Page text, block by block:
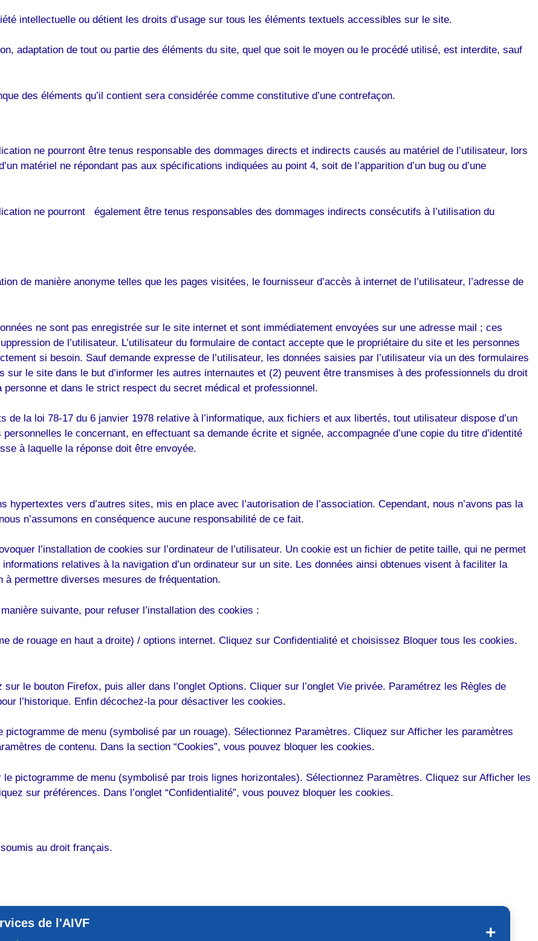
intellectuelle ou détient les droits d’usage sur tous les éléments textuels accessibles sur le site.
adaptation de tout ou partie des éléments du site, quel que soit le moyen ou le procédé utilisé, est interdite, sauf
des éléments qu’il contient sera considérée comme constitutive d’une contrefaçon.
ne pourront être tenus responsable des dommages directs et indirects causés au matériel de l’utilisateur, lors
matériel ne répondant pas aux spécifications indiquées au point 4, soit de l’apparition d’un bug ou d’une
ne pourront également être tenus responsables des dommages indirects consécutifs à l’utilisation du
de manière anonyme telles que les pages visitées, le fournisseur d’accès à internet de l’utilisateur, l’adresse de
ne sont pas enregistrée sur le site internet et sont immédiatement envoyées sur une adresse mail ; ces
de l’utilisateur. L’utilisateur du formulaire de contact accepte que le propriétaire du site et les personnes
si besoin. Sauf demande expresse de l’utilisateur, les données saisies par l’utilisateur via un des formulaires
le site dans le but d’informer les autres internautes et (2) peuvent être transmises à des professionnels du droit
personne et dans le strict respect du secret médical et professionnel.
la loi 78-17 du 6 janvier 1978 relative à l’informatique, aux fichiers et aux libertés, tout utilisateur dispose d’un
le concernant, en effectuant sa demande écrite et signée, accompagnée d’une copie du titre d’identité
à laquelle la réponse doit être envoyée.
vers d’autres sites, mis en place avec l’autorisation de l’association. Cependant, nous n’avons pas la
n’assumons en conséquence aucune responsabilité de ce fait.
l’installation de cookies sur l’ordinateur de l’utilisateur. Un cookie est un fichier de petite taille, qui ne permet
relatives à la navigation d’un ordinateur sur un site. Les données ainsi obtenues visent à faciliter la
permettre diverses mesures de fréquentation.
suivante, pour refuser l’installation des cookies :
de rouage en haut a droite) / options internet. Cliquez sur Confidentialité et choisissez Bloquer tous les cookies.
le bouton Firefox, puis aller dans l’onglet Options. Cliquer sur l’onglet Vie privée. Paramétrez les Règles de
l’historique. Enfin décochez-la pour désactiver les cookies.
de menu (symbolisé par un rouage). Sélectionnez Paramètres. Cliquez sur Afficher les paramètres
de contenu. Dans la section “Cookies”, vous pouvez bloquer les cookies.
pictogramme de menu (symbolisé par trois lignes horizontales). Sélectionnez Paramètres. Cliquez sur Afficher les
sur préférences. Dans l’onglet “Confidentialité”, vous pouvez bloquer les cookies.
au droit français.
de l'AIVF